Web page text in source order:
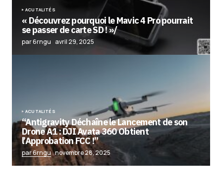
ACUTALITÉS
« Découvrez pourquoi le Mavic 4 Pro pourrait
se passer de carte SD ! »/
par 6rngu avril 29, 2025
ACUTALITÉS
“Antigravity Déchaîne le Lancement de son
Drone A1 : DJI Avata 360 Obtient
l’Approbation FCC !”
par 6rngu novembre 28, 2025